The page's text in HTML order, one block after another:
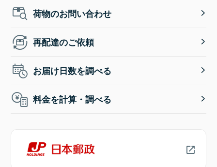
荷物のお問い合わせ
再配達のご依頼
お届け日数を調べる
料金を計算・調べる